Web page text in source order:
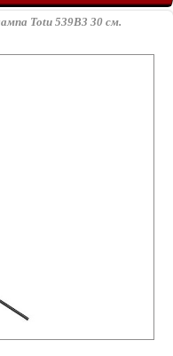
Totu 539B3 30 см.